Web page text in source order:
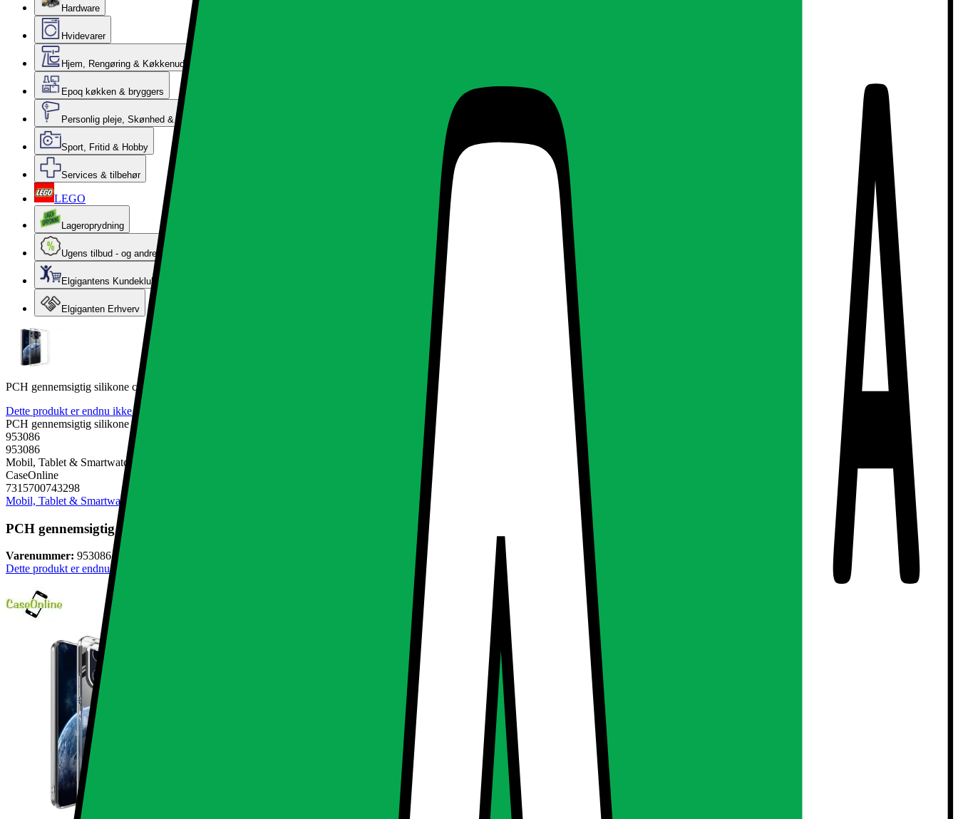
Hardware
Hvidevarer
Hjem, Rengøring & Køkkenudstyr
Epoq køkken & bryggers
Personlig pleje, Skønhed & Velvære
Sport, Fritid & Hobby
Services & tilbehør
LEGO
Lageroprydning
Ugens tilbud - og andre gode priser
Elgigantens Kundeklub
Elgiganten Erhverv
PCH gennemsigtig silikone cover OnePlus Nord CE5
Dette produkt er endnu ikke blevet bedømt.
PCH gennemsigtig silikone cover OnePlus Nord CE5
953086
953086
Mobil, Tablet & Smartwatch, Mobiltilbehør, Mobilcovers
CaseOnline
7315700743298
Mobil, Tablet & Smartwatch
PCH gennemsigtig silikone cover OnePlus Nord CE5
Varenummer: 953086
Dette produkt er endnu ikke blevet bedømt.